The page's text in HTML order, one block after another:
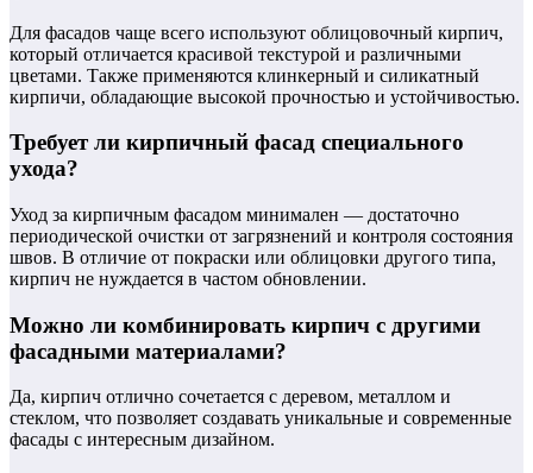
Для фасадов чаще всего используют облицовочный кирпич,
который отличается красивой текстурой и различными
цветами. Также применяются клинкерный и силикатный
кирпичи, обладающие высокой прочностью и устойчивостью.
Требует ли кирпичный фасад специального
ухода?
Уход за кирпичным фасадом минимален — достаточно
периодической очистки от загрязнений и контроля состояния
швов. В отличие от покраски или облицовки другого типа,
кирпич не нуждается в частом обновлении.
Можно ли комбинировать кирпич с другими
фасадными материалами?
Да, кирпич отлично сочетается с деревом, металлом и
стеклом, что позволяет создавать уникальные и современные
фасады с интересным дизайном.